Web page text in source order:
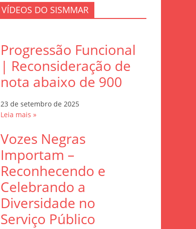
VÍDEOS DO SISMMAR
Progressão Funcional
| Reconsideração de
nota abaixo de 900
23 de setembro de 2025
Leia mais »
Vozes Negras
Importam –
Reconhecendo e
Celebrando a
Diversidade no
Serviço Público